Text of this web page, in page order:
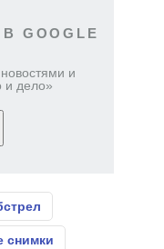
GOOGLE
и
и дело»
снимки